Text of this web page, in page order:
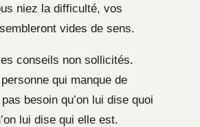
niez la difficulté, vos
vides de sens.
conseils non sollicités.
qui manque de
besoin qu’on lui dise quoi
lui dise qui elle est.